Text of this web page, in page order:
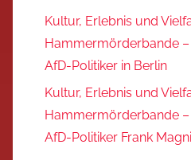
Kultur, Erlebnis und
Hammermörderbande
AfD-Politiker in Berlin
Kultur, Erlebnis und
Hammermörderbande
AfD-Politiker Frank